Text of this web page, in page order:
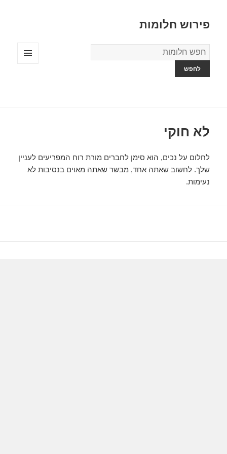
פירוש חלומות
מילון
החלומות
לא חוקי
לחלום על נכים, הוא סימן לחברים מורת רוח המפריעים לעניין
שלך. לחשוב שאתה אחד, מבשר שאתה מאוים בנסיבות לא
נעימות.